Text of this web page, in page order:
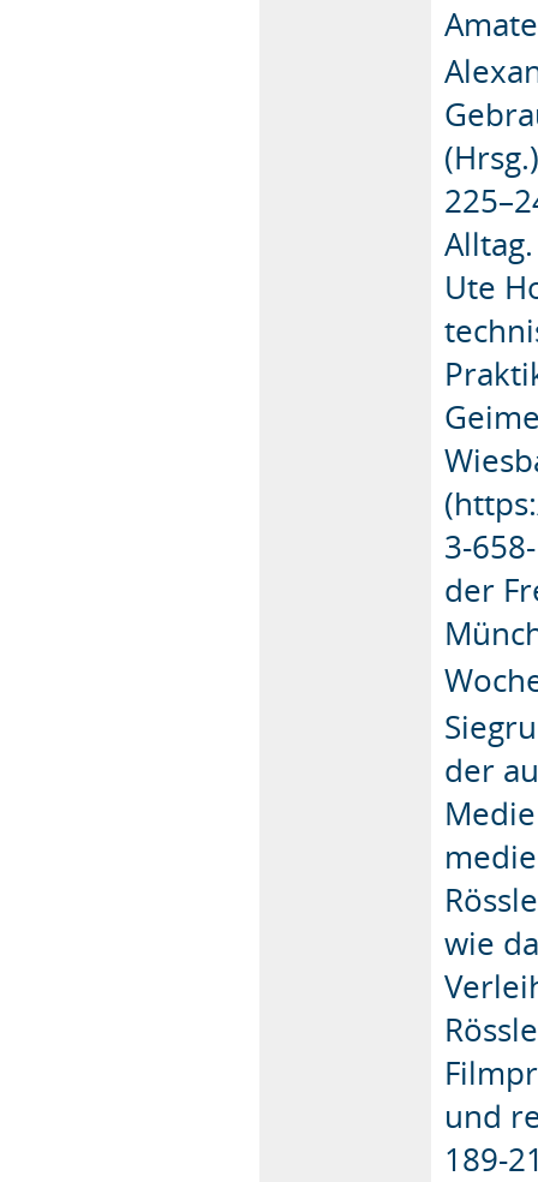
Ute
3-
der
der
wie
und
189-